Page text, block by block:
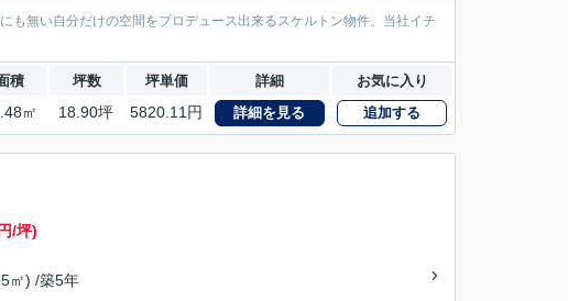
も無い自分だけの空間をプロデュース出来るスケルトン物件。当社イチ
積 坪数 坪単価 詳細 お気に入り
㎡ 18.90坪 5820.11円 詳細を見る 追加する
/坪)
㎡) /築5年